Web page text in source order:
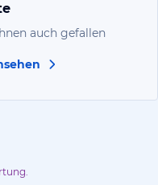
auch gefallen